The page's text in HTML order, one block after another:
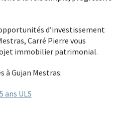
d’investissement
Carré Pierre vous
immobilier patrimonial.
à Gujan Mestras:
ans ULS